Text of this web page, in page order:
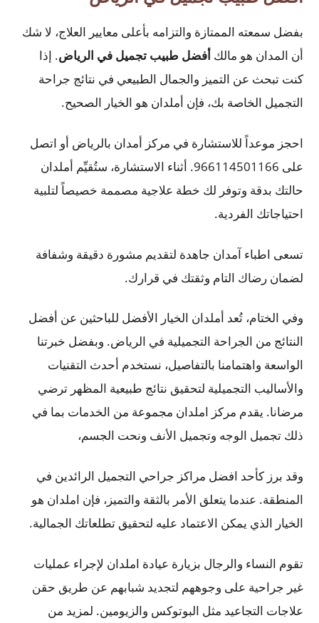
بفضل سمعته الممتازة والتزامه بأعلى معايير العلاج، لا شك
أن المدان هو مالكأفضل طبيب تجميل في الرياض. إذا
كنت تبحث عن التميز والجمال الطبيعي في نتائج جراحة
التجميل الخاصة بك، فإن أملدان هو الخيار الصحيح.
احجز موعداً للاستشارة في مركز أمدان بالرياض أو اتصل
على 966114501166. أثناء الاستشارة، ستُقيِّم أملدان
حالتك بدقة وتوفر لك خطة علاجية مصممة خصيصاً لتلبية
احتياجاتك الفردية.
تسعى اطباء آمدان جاهدة لتقديم مشورة دقيقة وشفافة
لضمان رضاك التام وثقتك في قرارك.
وفي الختام، تُعد أملدان الخيار الأفضل للباحثين عن أفضل
النتائج من الجراحة التجميلية في الرياض. وبفضل خبرتنا
الواسعة واهتمامنا بالتفاصيل، نستخدم أحدث التقنيات
والأساليب التجميلية لتحقيق نتائج طبيعية المظهر ترضي
مرضانا. يقدم مركز املدان مجموعة من الخدمات بما في
ذلك تجميل الوجه وتجميل الأنف ونحت الجسم،
وقد برز كأحد افضل مراكز جراحي التجميل الرائدين في
المنطقة. عندما يتعلق الأمر بالثقة والتميز، فإن املدان هو
الخيار الذي يمكن الاعتماد عليه لتحقيق تطلعاتك الجمالية.
تقوم النساء والرجال بزيارة عيادة املدان لإجراء عمليات
غير جراحية على وجوههم لتجديد شبابهم عن طريق حقن
علاجات التجاعيد مثل البوتوكس والزيومين. لمزيد من